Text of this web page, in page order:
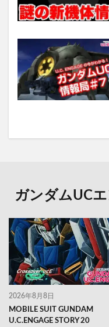
ガンダムUC
2026年8月8日
MOBILE SUIT GUNDAM
U.C.ENGAGE STORY 20